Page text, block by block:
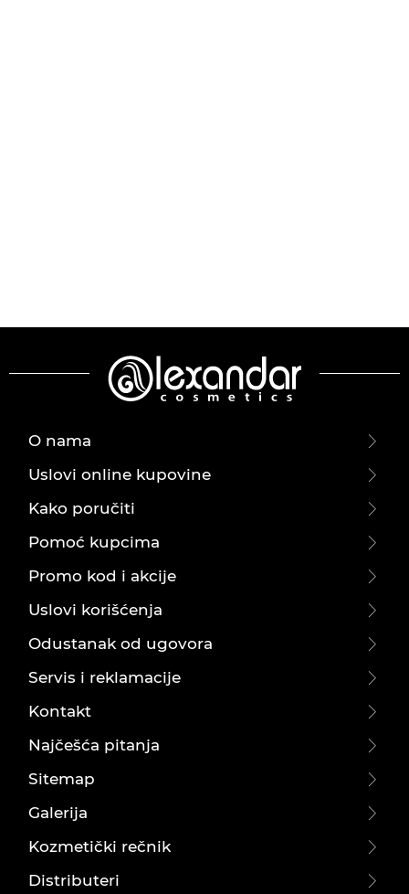
O nama
Uslovi online kupovine
Kako poručiti
Pomoć kupcima
Promo kod i akcije
Uslovi korišćenja
Odustanak od ugovora
Servis i reklamacije
Kontakt
Najčešća pitanja
Sitemap
Galerija
Kozmetički rečnik
Distributeri